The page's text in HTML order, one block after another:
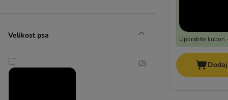
KONG
Velikost psa
(2)
Uporabite kupon